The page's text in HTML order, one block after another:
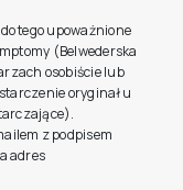
tego upoważnione
(Belwederska
osobiście lub
oryginału
z podpisem
adres